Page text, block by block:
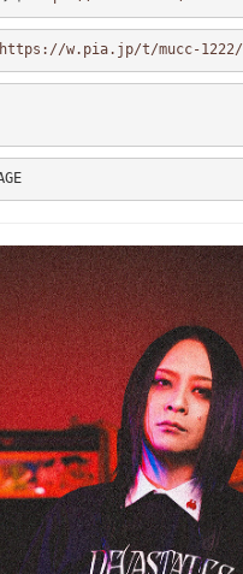
https://w.pia.jp/t/mucc-1222/
(問)DISK GARAGE